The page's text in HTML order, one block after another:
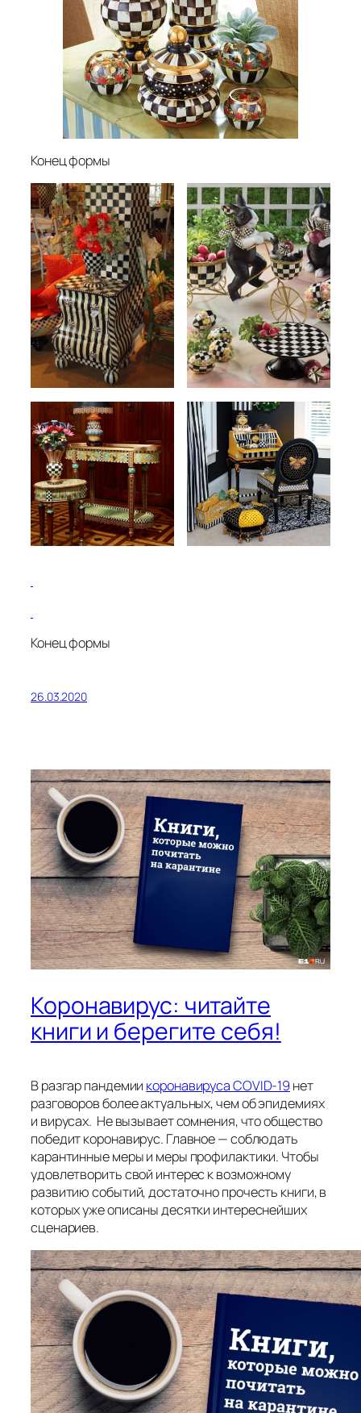
Конец формы
Конец формы
26.03.2020
Коронавирус: читайте
книги и берегите себя!
В разгар пандемии коронавируса COVID-19 нет
разговоров более актуальных, чем об эпидемиях
и вирусах. Не вызывает сомнения, что общество
победит коронавирус. Главное — соблюдать
карантинные меры и меры профилактики. Чтобы
удовлетворить свой интерес к возможному
развитию событий, достаточно прочесть книги, в
которых уже описаны десятки интереснейших
сценариев.